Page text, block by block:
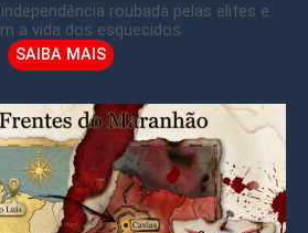
roubada pelas elites e
a vida dos esquecidos
SAIBA MAIS